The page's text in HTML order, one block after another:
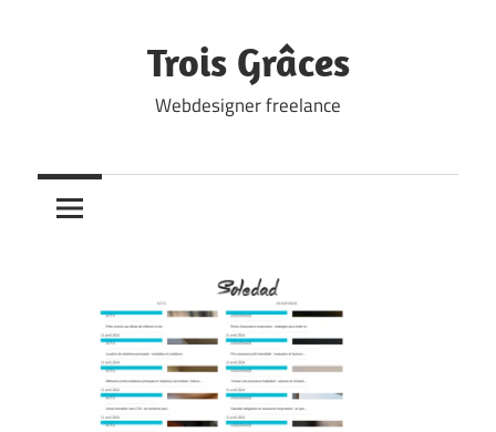
Trois Grâces
Webdesigner freelance